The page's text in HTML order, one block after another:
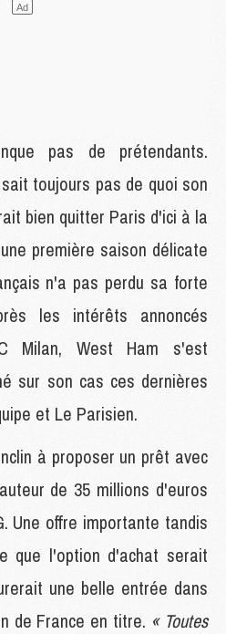
pas de prétendants.
toujours pas de quoi son
bien quitter Paris d'ici à la
première saison délicate
n'a pas perdu sa forte
les intérêts annoncés
Milan, West Ham s'est
sur son cas ces dernières
et Le Parisien.
à proposer un prêt avec
de 35 millions d'euros
Une offre importante tandis
que l'option d'achat serait
une belle entrée dans
de France en titre. « Toutes